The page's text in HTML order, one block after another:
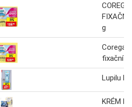
FIXAČNÍ
g
Corega
fixační
Lupilu
KRÉM